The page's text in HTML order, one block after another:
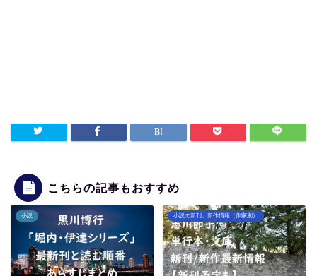
こちらの記事もおすすめ
小説 小説の新刊、新作情報（作家別）